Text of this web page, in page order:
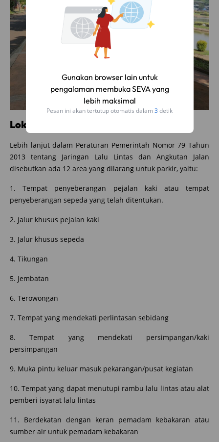
Gunakan browser lain untuk
pengalaman membuka SEVA yang
lebih maksimal
Pesan ini akan tertutup otomatis dalam 2detik
Lokasi dilarang parkir
Lebih lanjut dalam Peraturan Pemerintah Nomor 79 Tahun
2013 tentang Jaringan Lalu Lintas dan Angkutan Jalan
disebutkan ada 12 area yang dilarang untuk parkir, yaitu:
1. Tempat penyeberangan pejalan kaki atau tempat
penyeberangan sepeda yang telah ditentukan.
2. Jalur khusus pejalan kaki
3. Jalur khusus sepeda
4. Tikungan
5. Jembatan
6. Terowongan
7. Tempat yang mendekati perlintasan sebidang
8. Tempat yang mendekati persimpangan/kaki
persimpangan
9. Muka pintu keluar masuk pekarangan/pusat kegiatan
10. Tempat yang dapat menutupi rambu lalu lintas atau alat
pemberi isyarat lalu lintas
11. Berdekatan dengan keran pemadam kebakaran atau
sumber air untuk pemadam kebakaran
Saldo E-wallet Untukmu!